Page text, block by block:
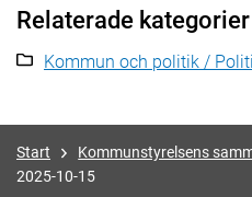
Relaterade kategorier
Kommun och politik /
Start Kommunstyrelsens
2025-10-15